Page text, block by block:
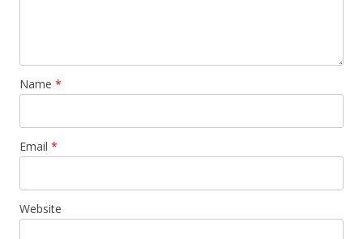
Name *
Email *
Website